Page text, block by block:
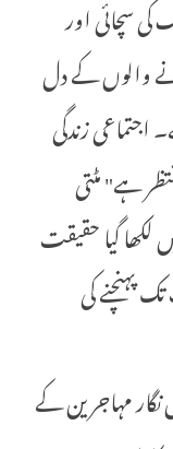
سچائی اور
والوں کے دل
زندگی
ہے" مٹتی
لکھا گیا حقیقت
پہنچنے کی
مہاجرین کے